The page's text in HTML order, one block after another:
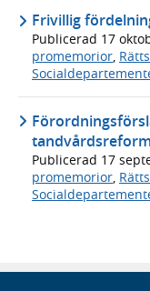
Frivillig
Publicerad 17
promemorior,
Publicerad 17
promemorior,